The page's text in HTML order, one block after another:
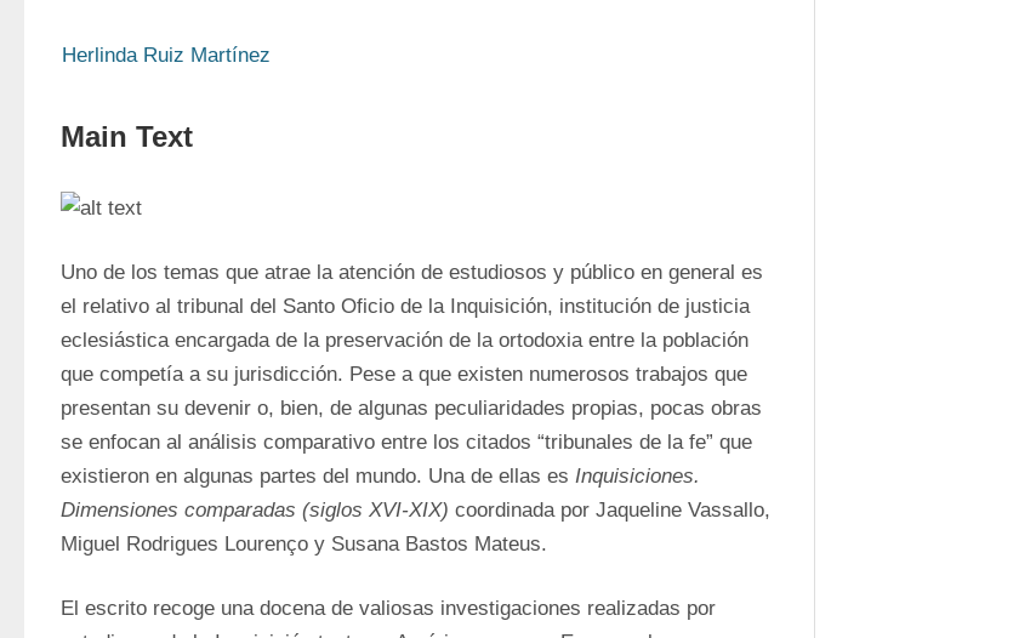
Herlinda Ruiz Martínez
Main Text
Uno de los temas que atrae la atención de estudiosos y público en general es
el relativo al tribunal del Santo Oficio de la Inquisición, institución de justicia
eclesiástica encargada de la preservación de la ortodoxia entre la población
que competía a su jurisdicción. Pese a que existen numerosos trabajos que
presentan su devenir o, bien, de algunas peculiaridades propias, pocas obras
se enfocan al análisis comparativo entre los citados “tribunales de la fe” que
existieron en algunas partes del mundo. Una de ellas es Inquisiciones.
Dimensiones comparadas (siglos XVI-XIX) coordinada por Jaqueline Vassallo,
Miguel Rodrigues Lourenço y Susana Bastos Mateus.
El escrito recoge una docena de valiosas investigaciones realizadas por